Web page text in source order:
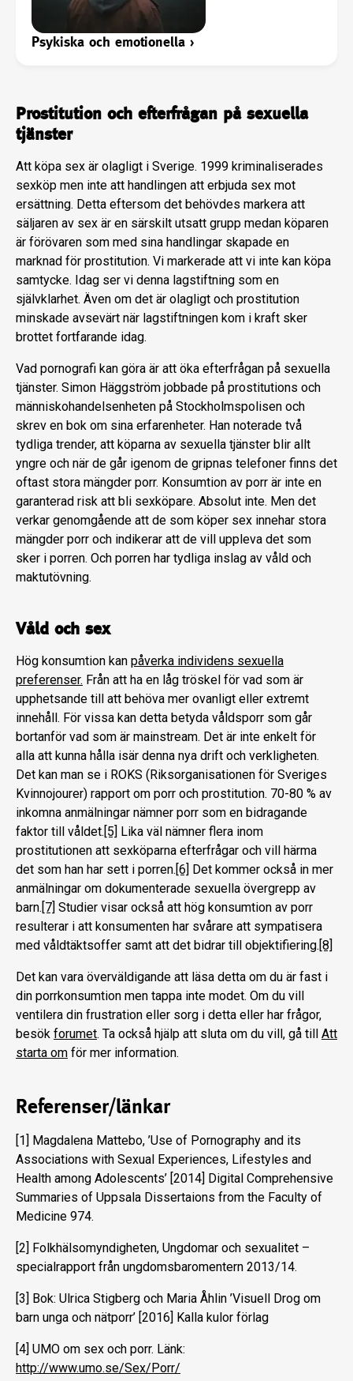
Psykiska och emotionella ›
Prostitution och efterfrågan på sexuella
tjänster
Att köpa sex är olagligt i Sverige. 1999 kriminaliserades
sexköp men inte att handlingen att erbjuda sex mot
ersättning. Detta eftersom det behövdes markera att
säljaren av sex är en särskilt utsatt grupp medan köparen
är förövaren som med sina handlingar skapade en
marknad för prostitution. Vi markerade att vi inte kan köpa
samtycke. Idag ser vi denna lagstiftning som en
självklarhet. Även om det är olagligt och prostitution
minskade avsevärt när lagstiftningen kom i kraft sker
brottet fortfarande idag.
Vad pornografi kan göra är att öka efterfrågan på sexuella
tjänster. Simon Häggström jobbade på prostitutions och
människohandelsenheten på Stockholmspolisen och
skrev en bok om sina erfarenheter. Han noterade två
tydliga trender, att köparna av sexuella tjänster blir allt
yngre och när de går igenom de gripnas telefoner finns det
oftast stora mängder porr. Konsumtion av porr är inte en
garanterad risk att bli sexköpare. Absolut inte. Men det
verkar genomgående att de som köper sex innehar stora
mängder porr och indikerar att de vill uppleva det som
sker i porren. Och porren har tydliga inslag av våld och
maktutövning.
Våld och sex
Hög konsumtion kan påverka individens sexuella
preferenser. Från att ha en låg tröskel för vad som är
upphetsande till att behöva mer ovanligt eller extremt
innehåll. För vissa kan detta betyda våldsporr som går
bortanför vad som är mainstream. Det är inte enkelt för
alla att kunna hålla isär denna nya drift och verkligheten.
Det kan man se i ROKS (Riksorganisationen för Sveriges
Kvinnojourer) rapport om porr och prostitution. 70-80 % av
inkomna anmälningar nämner porr som en bidragande
faktor till våldet.[5] Lika väl nämner flera inom
prostitutionen att sexköparna efterfrågar och vill härma
det som han har sett i porren.[6] Det kommer också in mer
anmälningar om dokumenterade sexuella övergrepp av
barn.[7] Studier visar också att hög konsumtion av porr
resulterar i att konsumenten har svårare att sympatisera
med våldtäktsoffer samt att det bidrar till objektifiering.[8]
Det kan vara överväldigande att läsa detta om du är fast i
din porrkonsumtion men tappa inte modet. Om du vill
ventilera din frustration eller sorg i detta eller har frågor,
besök forumet. Ta också hjälp att sluta om du vill, gå till Att
starta om för mer information.
Referenser/länkar
[1] Magdalena Mattebo, ’Use of Pornography and its
Associations with Sexual Experiences, Lifestyles and
Health among Adolescents’ [2014] Digital Comprehensive
Summaries of Uppsala Dissertaions from the Faculty of
Medicine 974.
[2] Folkhälsomyndigheten, Ungdomar och sexualitet –
specialrapport från ungdomsbaromentern 2013/14.
[3] Bok: Ulrica Stigberg och Maria Åhlin ’Visuell Drog om
barn unga och nätporr’ [2016] Kalla kulor förlag
[4] UMO om sex och porr. Länk:
http://www.umo.se/Sex/Porr/